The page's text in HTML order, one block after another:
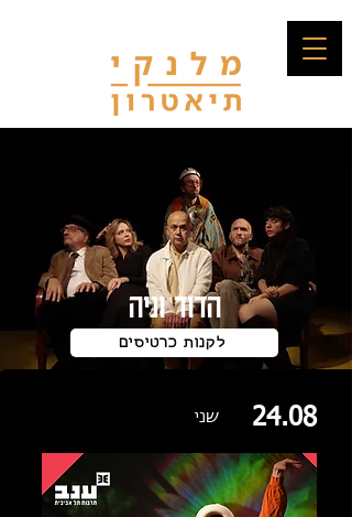
הדוד וניה
לקנות כרטיסים
24.08 שני